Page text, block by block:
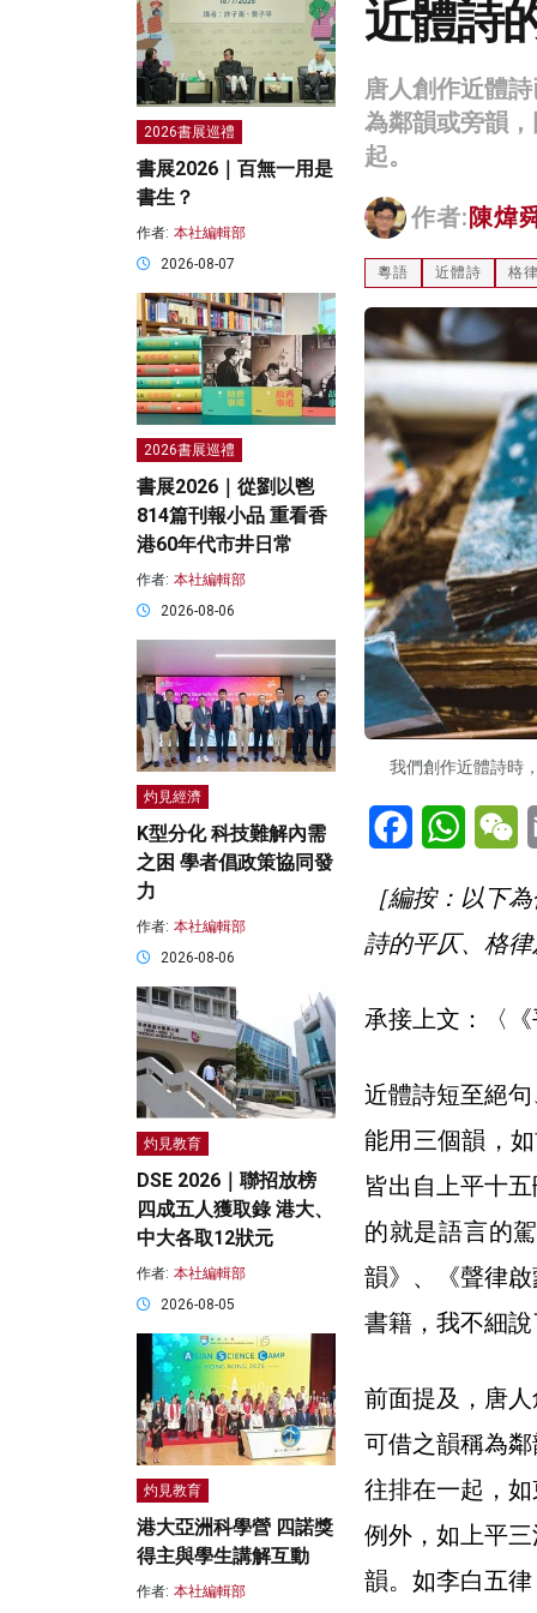
近體詩
唐人創作近體
為鄰韻或旁韻
起。
作者: 陳煒
粵語 近體詩 格
我們創作近體詩時
Facebook
［編按：以下
詩的平仄、格
承接上文： 〈
近體詩短至絕
能用三個韻，
皆出自上平十
的就是語言的
韻》、《聲律
書籍，我不細
前面提及，唐
可借之韻稱為
往排在一起，
例外，如上平
韻。如李白五
2026書展巡禮
書展2026｜百無一用是
書生？
作者: 本社編輯部
2026-08-07
2026書展巡禮
書展2026｜從劉以鬯
814篇刊報小品 重看香
港60年代市井日常
作者: 本社編輯部
2026-08-06
灼見經濟
K型分化 科技難解內需
之困 學者倡政策協同發
力
作者: 本社編輯部
2026-08-06
灼見教育
DSE 2026｜聯招放榜
四成五人獲取錄 港大、
中大各取12狀元
作者: 本社編輯部
2026-08-05
灼見教育
港大亞洲科學營 四諾獎
得主與學生講解互動
作者: 本社編輯部